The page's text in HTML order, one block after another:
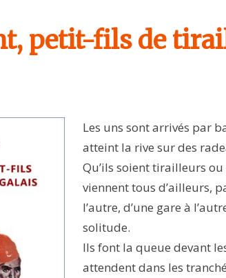
petit-fils de
Les uns sont arrivés par
atteint la rive sur des
Qu’ils soient tirailleurs
viennent tous d’ailleurs,
l’autre, d’une gare à
solitude.
Ils font la queue devant
attendent dans les